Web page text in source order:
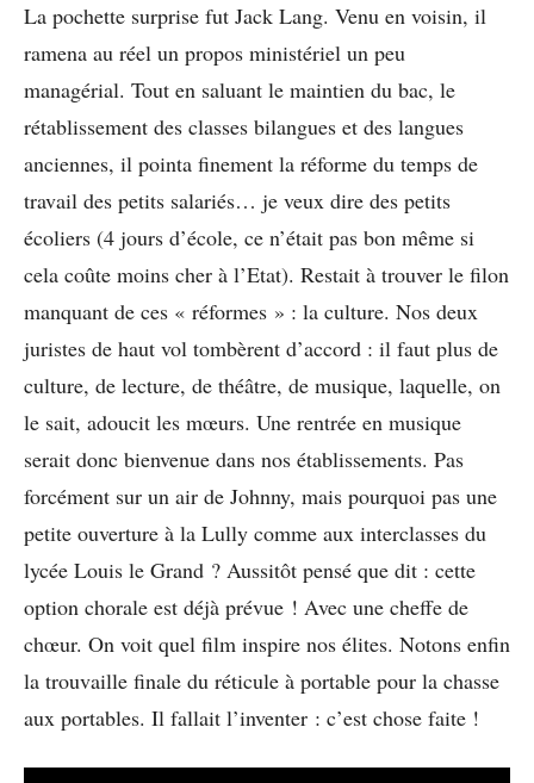
La pochette surprise fut Jack Lang. Venu en voisin, il
ramena au réel un propos ministériel un peu
managérial. Tout en saluant le maintien du bac, le
rétablissement des classes bilangues et des langues
anciennes, il pointa finement la réforme du temps de
travail des petits salariés… je veux dire des petits
écoliers (4 jours d’école, ce n’était pas bon même si
cela coûte moins cher à l’Etat). Restait à trouver le filon
manquant de ces « réformes » : la culture. Nos deux
juristes de haut vol tombèrent d’accord : il faut plus de
culture, de lecture, de théâtre, de musique, laquelle, on
le sait, adoucit les mœurs. Une rentrée en musique
serait donc bienvenue dans nos établissements. Pas
forcément sur un air de Johnny, mais pourquoi pas une
petite ouverture à la Lully comme aux interclasses du
lycée Louis le Grand ? Aussitôt pensé que dit : cette
option chorale est déjà prévue ! Avec une cheffe de
chœur. On voit quel film inspire nos élites. Notons enfin
la trouvaille finale du réticule à portable pour la chasse
aux portables. Il fallait l’inventer : c’est chose faite !